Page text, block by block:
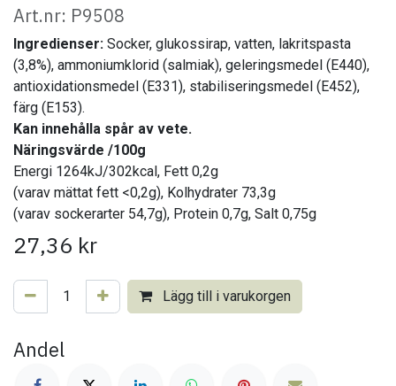
Art.nr: P9508
Ingredienser: Socker, glukossirap, vatten, lakritspasta
(3,8%), ammoniumklorid (salmiak), geleringsmedel (E440),
antioxidationsmedel (E331), stabiliseringsmedel (E452),
färg (E153).
Kan innehålla spår av vete.
Näringsvärde /100g
Energi 1264kJ/302kcal, Fett 0,2g
(varav mättat fett <0,2g), Kolhydrater 73,3g
(varav sockerarter 54,7g), Protein 0,7g, Salt 0,75g
27,36 kr
Lägg till i varukorgen
Andel